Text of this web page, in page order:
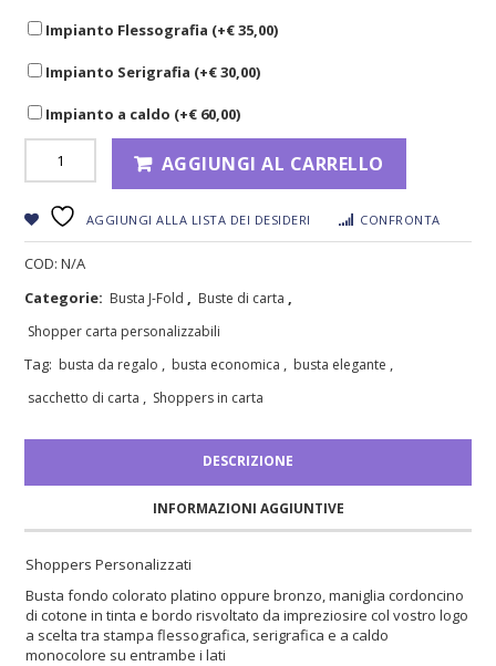
Impianto Flessografia (+€35,00)
Impianto Serigrafia (+€30,00)
Impianto a caldo (+€ 60,00)
AGGIUNGI AL CARRELLO
AGGIUNGI ALLA LISTA DEI DESIDERI CONFRONTA
COD: N/A
Categorie: Busta J-Fold , Buste di carta ,
Shopper carta personalizzabili
Tag: busta da regalo , busta economica , busta elegante ,
sacchetto di carta , Shoppers in carta
DESCRIZIONE
INFORMAZIONI AGGIUNTIVE
Shoppers Personalizzati
Busta fondo colorato platino oppure bronzo, maniglia cordoncino
di cotone in tinta e bordo risvoltato da impreziosire col vostro logo
a scelta tra stampa flessografica, serigrafica e a caldo
monocolore su entrambe i lati